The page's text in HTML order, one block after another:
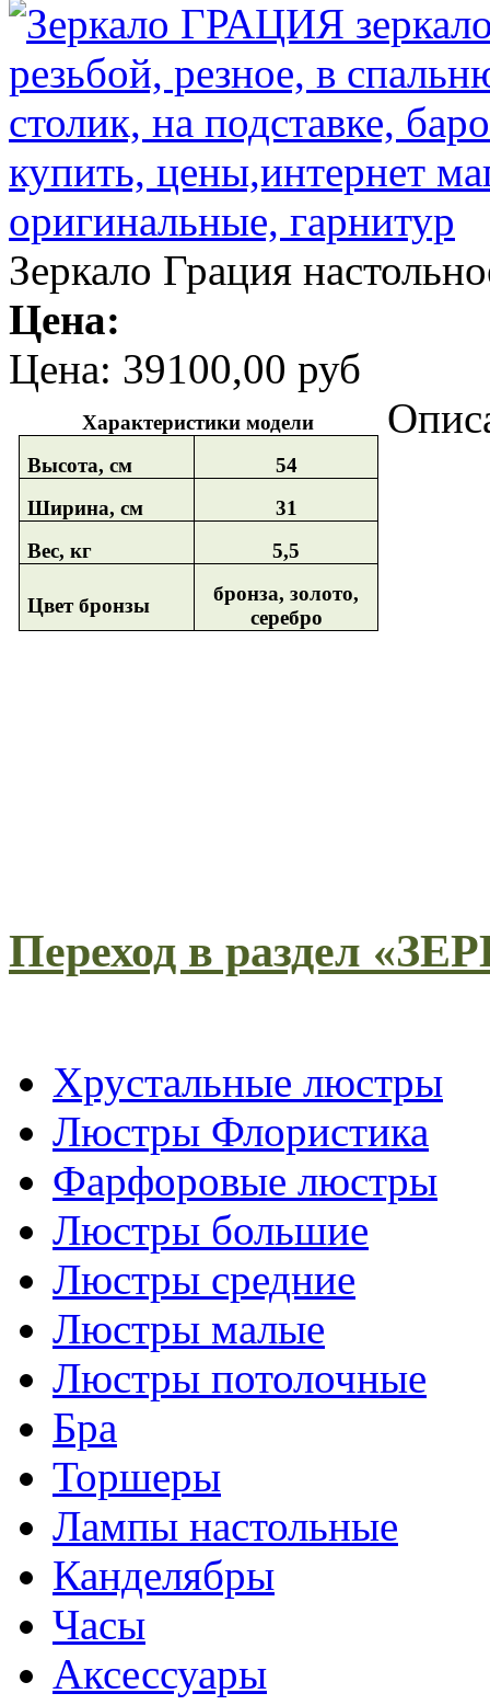
Зеркало Грация
Цена:
Цена: 39100,00 руб
Характеристики модели
Высота, см
54
Ширина, см
31
Вес, кг
5,5
Цвет бронзы
бронза, золото,
серебро
Переход в раздел
Хрустальные люстры
Люстры Флористика
Фарфоровые люстры
Люстры большие
Люстры средние
Люстры малые
Люстры потолочные
Бра
Торшеры
Лампы настольные
Канделябры
Часы
Аксессуары